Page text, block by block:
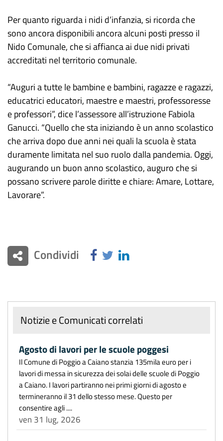
Per quanto riguarda i nidi d’infanzia, si ricorda che
sono ancora disponibili ancora alcuni posti presso il
Nido Comunale, che si affianca ai due nidi privati
accreditati nel territorio comunale.
“Auguri a tutte le bambine e bambini, ragazze e ragazzi,
educatrici educatori, maestre e maestri, professoresse
e professori”, dice l’assessore all’istruzione Fabiola
Ganucci. “Quello che sta iniziando è un anno scolastico
che arriva dopo due anni nei quali la scuola è stata
duramente limitata nel suo ruolo dalla pandemia. Oggi,
augurando un buon anno scolastico, auguro che si
possano scrivere parole diritte e chiare: Amare, Lottare,
Lavorare”.
Condividi
Notizie e Comunicati correlati
Agosto di lavori per le scuole poggesi
Il Comune di Poggio a Caiano stanzia 135mila euro per i
lavori di messa in sicurezza dei solai delle scuole di Poggio
a Caiano. I lavori partiranno nei primi giorni di agosto e
termineranno il 31 dello stesso mese. Questo per
consentire agli ....
ven 31 lug, 2026